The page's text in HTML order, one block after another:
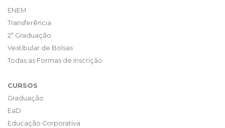
ENEM
Transferência
2ª Graduação
Vestibular de Bolsas
Todas as Formas de Inscrição
CURSOS
Graduação
EaD
Educação Corporativa